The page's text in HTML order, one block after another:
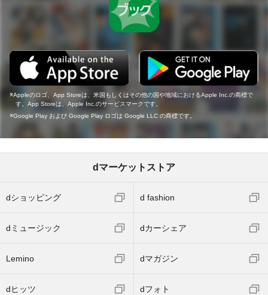
Appleのロゴ、App Storeは、米国もしくはその他の国や地域におけるApple Inc.の商標で
す。App Storeは、Apple Inc.のサービスマークです。
Google Play および Google Play ロゴは Google LLC の商標です。
dマーケットストア
dショッピング d fashion
dミュージック dカーシェア
Lemino dマガジン
dヒッツ dフォト